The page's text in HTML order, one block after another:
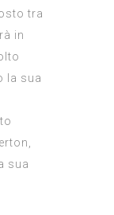
tra
in
la sua
sua